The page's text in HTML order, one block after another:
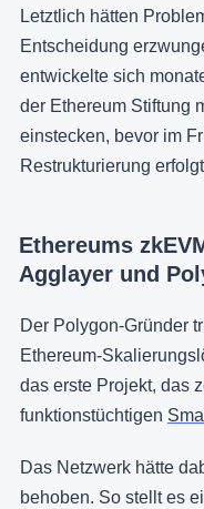
Letztlich hätten
Entscheidung
entwickelte sich
der Ethereum Stiftung
einstecken, bevor im
Restrukturierung
Ethereums
Agglayer und
Der Polygon-Gründer
Ethereum-
das erste Projekt, das
funktionstüchtigen
Das Netzwerk hätte
behoben. So stellt es